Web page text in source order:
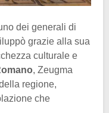
dei generali di
grazie alla sua
culturale e
, Zeugma
regione,
che